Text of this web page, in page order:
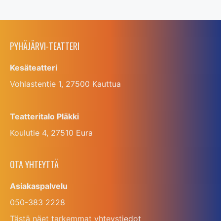
PYHÄJÄRVI-TEATTERI
Kesäteatteri
Vohlastentie 1, 27500 Kauttua
Teatteritalo Pläkki
Koulutie 4, 27510 Eura
OTA YHTEYTTÄ
Asiakaspalvelu
050-383 2228
Tästä näet tarkemmat yhteystiedot